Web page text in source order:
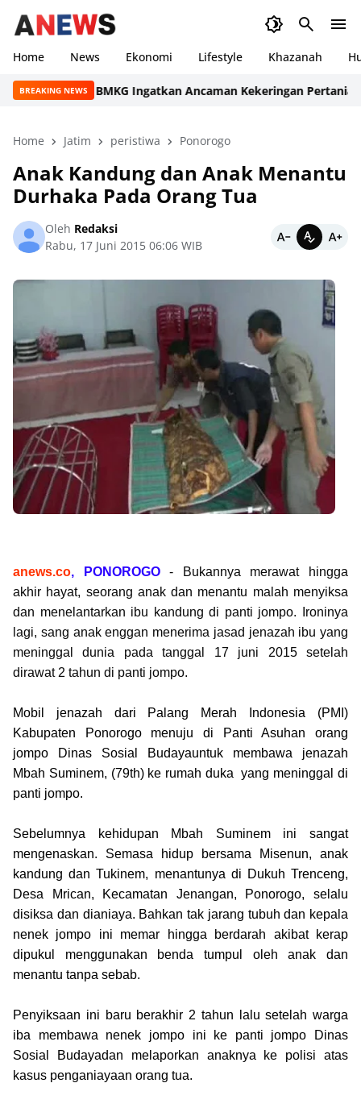
Home News Ekonomi Lifestyle Khazanah
BREAKING NEWSBMKG Ingatkan Ancaman Kekeringan Pertanian:
Home Jatim peristiwa Ponorogo
Anak Kandung dan Anak Menantu
Durhaka Pada Orang Tua
Oleh Redaksi
Rabu, 17 Juni 2015 06:06 WIB
anews.co, PONOROGO- Bukannya merawat hingga
akhir hayat, seorang anak dan menantu malah menyiksa
dan menelantarkan ibu kandung di panti jompo. Ironinya
lagi, sang anak enggan menerima jasad jenazah ibu yang
meninggal dunia pada tanggal 17 juni 2015 setelah
dirawat 2 tahun di panti jompo.
Mobil jenazah dari Palang Merah Indonesia (PMI)
Kabupaten Ponorogo menuju di Panti Asuhan orang
jompo Dinas Sosial Budayauntuk membawa jenazah
Mbah Suminem, (79th) ke rumah duka
yang meninggal di
panti jompo.
Sebelumnya kehidupan Mbah Suminem ini sangat
mengenaskan. Semasa hidup bersama Misenun, anak
kandung dan Tukinem, menantunya di Dukuh Trenceng,
Desa Mrican, Kecamatan Jenangan, Ponorogo, selalu
disiksa dan dianiaya. Bahkan tak jarang tubuh dan kepala
nenek jompo ini memar hingga berdarah akibat kerap
dipukul menggunakan benda tumpul oleh anak dan
menantu tanpa sebab.
Penyiksaan ini baru berakhir 2 tahun lalu setelah warga
iba membawa nenek jompo ini ke panti jompo Dinas
Sosial Budayadan melaporkan anaknya ke polisi atas
kasus penganiayaan orang tua.